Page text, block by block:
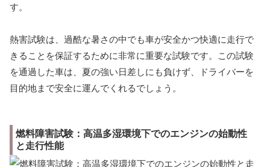
す。
熱害試験は、過酷な暑さの中でも車が安全かつ快適に走行で
きることを保証するために非常に重要な試験です。この試験
を通過した車は、夏の強い日差しにも負けず、ドライバーを
目的地まで安全に運んでくれるでしょう。
燃料障害試験：高温多湿環境下でのエンジンの始動性
と走行性能